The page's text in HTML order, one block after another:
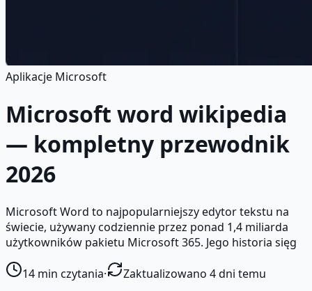
Aplikacje Microsoft
Microsoft word wikipedia
— kompletny przewodnik
2026
Microsoft Word to najpopularniejszy edytor tekstu na
świecie, używany codziennie przez ponad 1,4 miliarda
użytkowników pakietu Microsoft 365. Jego historia sięg
14 min czytania·
Zaktualizowano 4 dni temu